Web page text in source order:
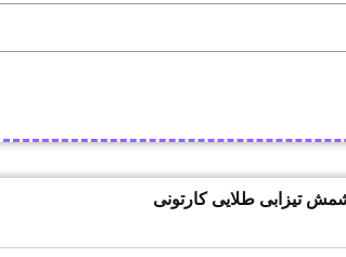
تیزابی طلایی کارتونی